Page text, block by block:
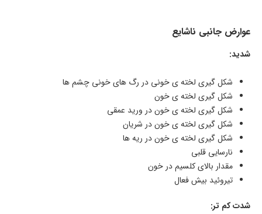
عوارض جانبی ناشایع
شدید:
شکل گیری لخته ی خونی در رگ های خونی چشم ها
شکل گیری لخته ی خون
شکل گیری لخته ی خون در ورید عمقی
شکل گیری لخته ی خون در شریان
شکل گیری لخته ی خون در ریه ها
نارسایی قلبی
مقدار بالای کلسیم در خون
تیروئید بیش فعال
شدت کم تر: